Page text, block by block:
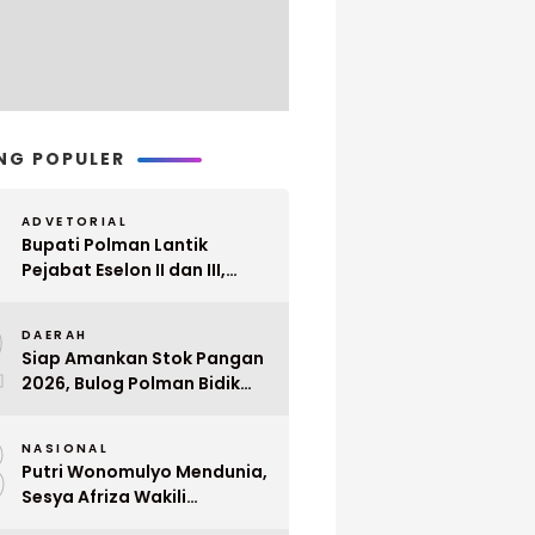
POPULER
ADVETORIAL
Bupati Polman Lantik
Pejabat Eselon II dan III,
DAERAH
Siap Amankan Stok Pangan
2026, Bulog Polman Bidik
NASIONAL
Putri Wonomulyo Mendunia,
Sesya Afriza Wakili